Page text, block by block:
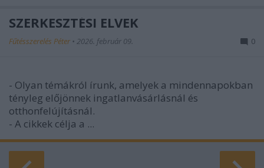
SZERKESZTÉSI ELVEK
Fűtésszerelés Péter • 2026. február 09. 0
- Olyan témákról írunk, amelyek a mindennapokban
tényleg előjönnek ingatlanvásárlásnál és
otthonfelújításnál.
- A cikkek célja a ...